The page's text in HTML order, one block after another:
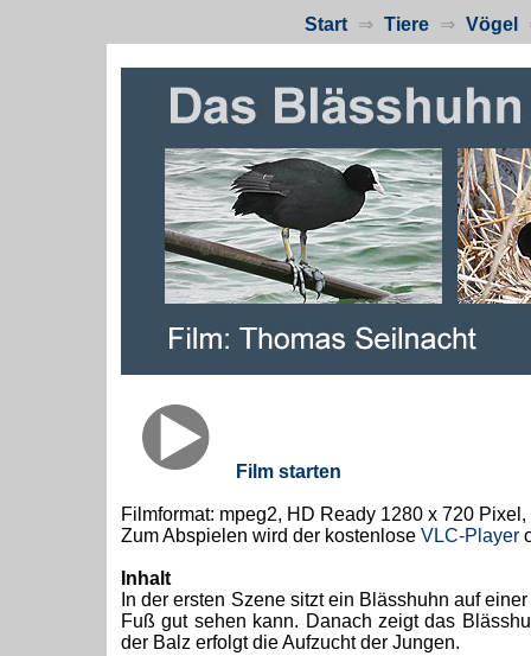
Start ⇒ Tiere ⇒ Vögel
Film starten
Filmformat: mpeg2, HD Ready 1280 x 720
Zum Abspielen wird der kostenlose VLC-Player
Inhalt
In der ersten Szene sitzt ein Blässhuhn auf
Fuß gut sehen kann. Danach zeigt das
der Balz erfolgt die Aufzucht der Jungen.